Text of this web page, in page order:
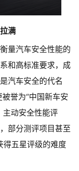
满
量汽车安全性能的
和高标准要求，成
汽车安全的代名
誉为“中国新车安
主动安全性能评
部分测评项目甚至
五星评级的难度